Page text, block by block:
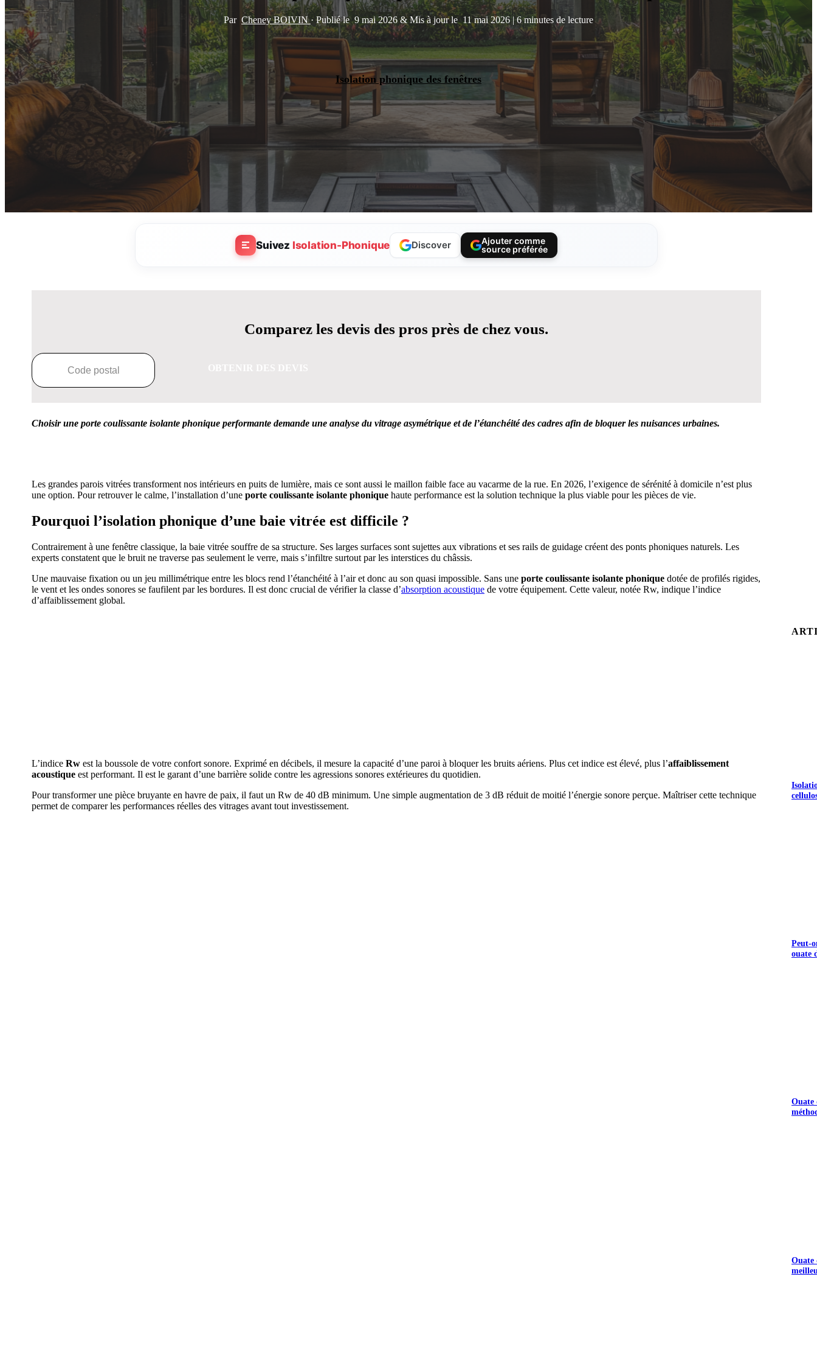
Par Cheney BOIVIN· Publié le9 mai 2026& Mis à jour le 11 mai 2026 | 6 minutes de lecture
Isolation phonique des fenêtres
Suivez Isolation-Phonique Discover
Ajouter comme
source préférée
Comparez les devis des pros près de chez vous.
Choisir une porte coulissante isolante phonique performante demande une analyse du vitrage asymétrique et de l’étanchéité des cadres afin de bloquer les nuisances urbaines.
Les grandes parois vitrées transforment nos intérieurs en puits de lumière, mais ce sont aussi le maillon faible face au vacarme de la rue. En 2026, l’exigence de sérénité à domicile n’est plus
une option. Pour retrouver le calme, l’installation d’une porte coulissante isolante phonique haute performance est la solution technique la plus viable pour les pièces de vie.
Pourquoi l’isolation phonique d’une baie vitrée est difficile ?
Contrairement à une fenêtre classique, la baie vitrée souffre de sa structure. Ses larges surfaces sont sujettes aux vibrations et ses rails de guidage créent des ponts phoniques naturels. Les
experts constatent que le bruit ne traverse pas seulement le verre, mais s’infiltre surtout par les interstices du châssis.
Une mauvaise fixation ou un jeu millimétrique entre les blocs rend l’étanchéité à l’air et donc au son quasi impossible. Sans une porte coulissante isolante phonique dotée de profilés rigides,
le vent et les ondes sonores se faufilent par les bordures. Il est donc crucial de vérifier la classe d’absorption acoustique de votre équipement. Cette valeur, notée Rw, indique l’indice
d’affaiblissement global.
L’indice Rw est la boussole de votre confort sonore. Exprimé en décibels, il mesure la capacité d’une paroi à bloquer les bruits aériens. Plus cet indice est élevé, plus l’affaiblissement
acoustique est performant. Il est le garant d’une barrière solide contre les agressions sonores extérieures du quotidien.
Pour transformer une pièce bruyante en havre de paix, il faut un Rw de 40 dB minimum. Une simple augmentation de 3 dB réduit de moitié l’énergie sonore perçue. Maîtriser cette technique
permet de comparer les performances réelles des vitrages avant tout investissement.
Peut-
ouate
Ouate
Ouate